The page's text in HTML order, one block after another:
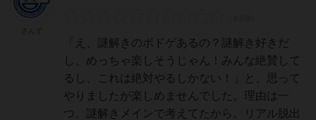
「え、謎解きのボドゲあるの？謎解き好きだ
し、めっちゃ楽しそうじゃん！みんな絶賛して
るし、これは絶対やるしかない！」と、思って
やりましたが楽しめませんでした。理由は一
つ。謎解きメインで考えてたから。リアル脱出